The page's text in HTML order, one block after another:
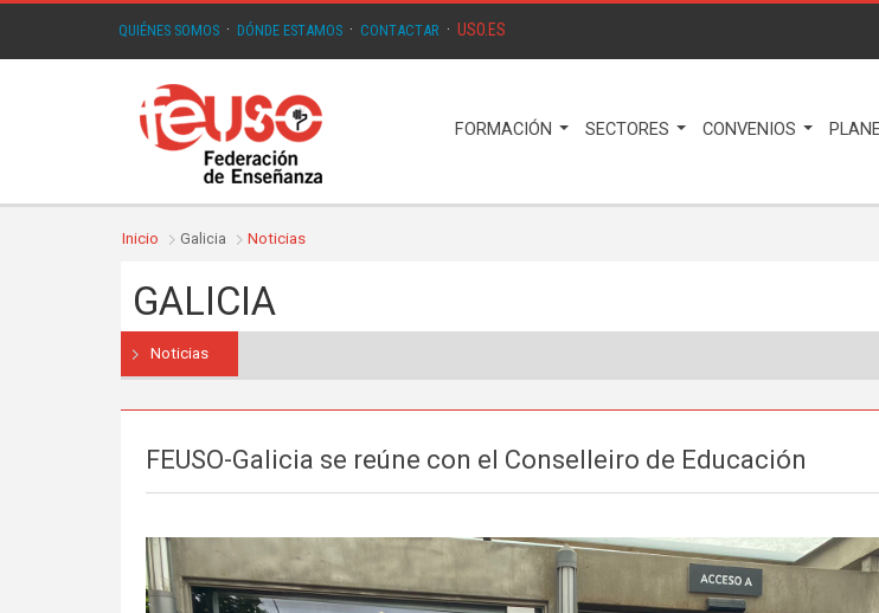
QUIÉNES SOMOS · DÓNDE ESTAMOS · CONTACTAR · USO.ES
FORMACIÓN SECTORES CONVENIOS
Inicio Galicia Noticias
GALICIA
Noticias
FEUSO-Galicia se reúne con el Conselleiro de Educación